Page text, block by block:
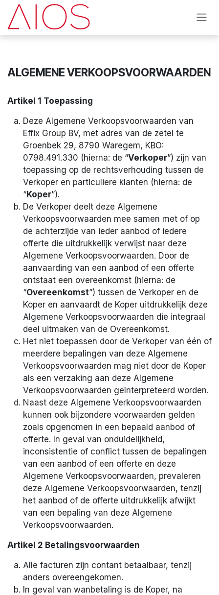
Overslaan naar inhoud
ALGEMENE VERKOOPSVOORWAARDEN
Artikel 1 Toepassing
Deze Algemene Verkoopsvoorwaarden van
Effix Group BV, met adres van de zetel te
Groenbek 29, 8790 Waregem, KBO:
0798.491.330 (hierna: de “Verkoper”) zijn van
toepassing op de rechtsverhouding tussen de
Verkoper en particuliere klanten (hierna: de
“Koper”).
De Verkoper deelt deze Algemene
Verkoopsvoorwaarden mee samen met of op
de achterzijde van ieder aanbod of iedere
offerte die uitdrukkelijk verwijst naar deze
Algemene Verkoopsvoorwaarden. Door de
aanvaarding van een aanbod of een offerte
ontstaat een overeenkomst (hierna: de
“Overeenkomst”) tussen de Verkoper en de
Koper en aanvaardt de Koper uitdrukkelijk deze
Algemene Verkoopsvoorwaarden die integraal
deel uitmaken van de Overeenkomst.
Het niet toepassen door de Verkoper van één of
meerdere bepalingen van deze Algemene
Verkoopsvoorwaarden mag niet door de Koper
als een verzaking aan deze Algemene
Verkoopsvoorwaarden geïnterpreteerd worden.
Naast deze Algemene Verkoopsvoorwaarden
kunnen ook bijzondere voorwaarden gelden
zoals opgenomen in een bepaald aanbod of
offerte. In geval van onduidelijkheid,
inconsistentie of conflict tussen de bepalingen
van een aanbod of een offerte en deze
Algemene Verkoopsvoorwaarden, prevaleren
deze Algemene Verkoopsvoorwaarden, tenzij
het aanbod of de offerte uitdrukkelijk afwijkt
van een bepaling van deze Algemene
Verkoopsvoorwaarden.
Artikel 2 Betalingsvoorwaarden
Alle facturen zijn contant betaalbaar, tenzij
anders overeengekomen.
In geval van wanbetaling is de Koper, na